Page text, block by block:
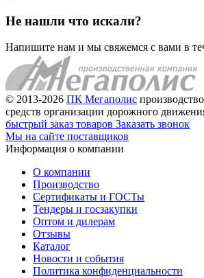
Не нашли что искали?
Напишите нам и мы свяжемся с вами в
© 2013-2026 ПК Мегаполис
средств организации дорожного
быстрый заказ товаров Заказать звонок
Мы на сайте поставщиков
Информация о компании
О компании
Производство
Сертификаты и ГОСТы
Тендеры и госзакупки
Оптом и дилерам
Отзывы
Каталог
Новости и события
Политика конфиденциальности